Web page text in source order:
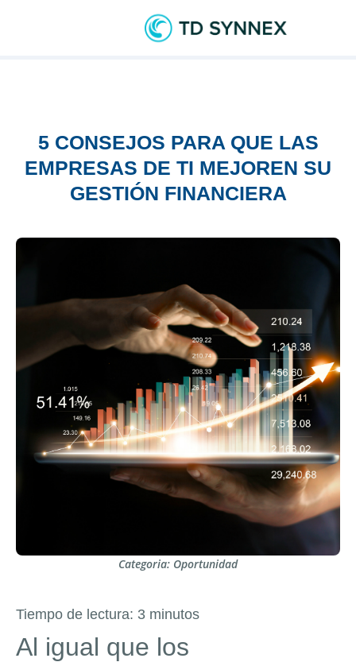
5 CONSEJOS PARA QUE LAS
EMPRESAS DE TI MEJOREN SU
GESTIÓN FINANCIERA
Categoria: Oportunidad
Tiempo de lectura: 3 minutos
Al igual que los